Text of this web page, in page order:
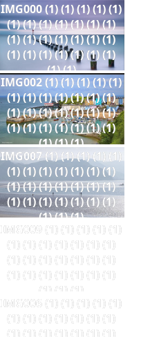
IMG000 (1) (1) (1) (1) (1)
(1) (1) (1) (1) (1) (1) (1)
(1) (1) (1) (1) (1) (1) (1)
(1) (1) (1) (1) (1) (1) (1)
(1) (1)
IMG002 (1) (1) (1) (1) (1)
(1) (1) (1) (1) (1) (1) (1)
(1) (1) (1) (1) (1) (1) (1)
(1) (1) (1) (1) (1) (1) (1)
(1) (1) (1)
IMG007 (1) (1) (1) (1) (1)
(1) (1) (1) (1) (1) (1) (1)
(1) (1) (1) (1) (1) (1) (1)
(1) (1) (1) (1) (1) (1) (1)
(1) (1) (1)
IMG009 (1) (1) (1) (1) (1)
(1) (1) (1) (1) (1) (1) (1)
(1) (1) (1) (1) (1) (1) (1)
(1) (1) (1) (1) (1) (1) (1)
(1) (1) (1)
IMG006 (1) (1) (1) (1) (1)
(1) (1) (1) (1) (1) (1) (1)
(1) (1) (1) (1) (1) (1) (1)